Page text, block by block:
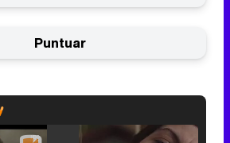
Puntuar